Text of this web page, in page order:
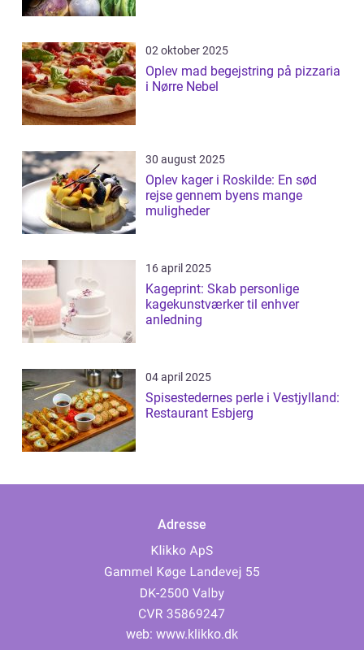
02 oktober 2025
Oplev mad begejstring på pizzaria
i Nørre Nebel
30 august 2025
Oplev kager i Roskilde: En sød
rejse gennem byens mange
muligheder
16 april 2025
Kageprint: Skab personlige
kagekunstværker til enhver
anledning
04 april 2025
Spisestedernes perle i Vestjylland:
Restaurant Esbjerg
Adresse
web: www.klikko.dk